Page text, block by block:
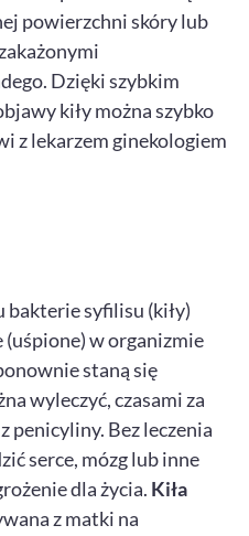
powierzchni skóry lub
Dzięki szybkim
kiły można szybko
z lekarzem ginekologiem
bakterie syfilisu (kiły)
w organizmie
staną się
wyleczyć, czasami za
penicyliny. Bez leczenia
serce, mózg lub inne
dla życia. Kiła
z matki na